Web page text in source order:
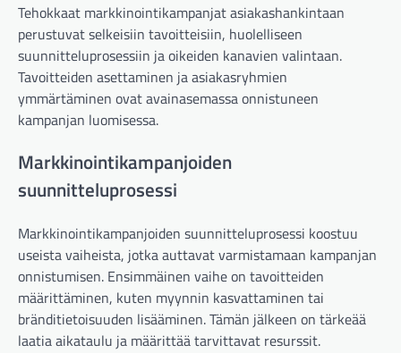
Tehokkaat markkinointikampanjat asiakashankintaan
perustuvat selkeisiin tavoitteisiin, huolelliseen
suunnitteluprosessiin ja oikeiden kanavien valintaan.
Tavoitteiden asettaminen ja asiakasryhmien
ymmärtäminen ovat avainasemassa onnistuneen
kampanjan luomisessa.
Markkinointikampanjoiden
suunnitteluprosessi
Markkinointikampanjoiden suunnitteluprosessi koostuu
useista vaiheista, jotka auttavat varmistamaan kampanjan
onnistumisen. Ensimmäinen vaihe on tavoitteiden
määrittäminen, kuten myynnin kasvattaminen tai
bränditietoisuuden lisääminen. Tämän jälkeen on tärkeää
laatia aikataulu ja määrittää tarvittavat resurssit.